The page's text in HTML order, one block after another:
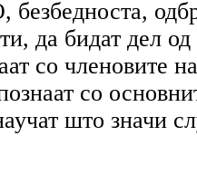
да бидат дел
со членовите
со
што значи